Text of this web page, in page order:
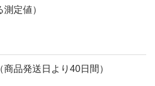
定値）
品発送日より40日間）